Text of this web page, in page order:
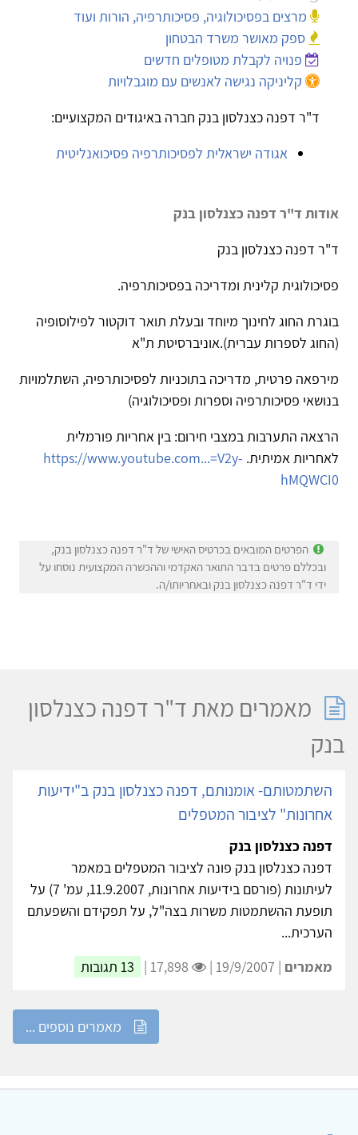
מרצים בפסיכולוגיה, פסיכותרפיה, הורות ועוד
ספק מאושר משרד הבטחון
פנויה לקבלת מטופלים חדשים
קליניקה נגישה לאנשים עם מוגבלויות
ד"ר דפנה כצנלסון בנק חברה באיגודים המקצועיים:
אגודה ישראלית לפסיכותרפיה פסיכואנליטית
אודות ד"ר דפנה כצנלסון בנק
ד"ר דפנה כצנלסון בנק
פסיכולוגית קלינית ומדריכה בפסיכותרפיה.
בוגרת החוג לחינוך מיוחד ובעלת תואר דוקטור לפילוסופיה
(החוג לספרות עברית).אוניברסיטת ת"א
מירפאה פרטית, מדריכה בתוכניות לפסיכותרפיה, השתלמויות
בנושאי פסיכותרפיה וספרות ופסיכולוגיה)
הרצאה התערבות במצבי חירום: בין אחריות פורמלית
לאחריות אמיתית. https://www.youtube.com...=V2y-
hMQWCI0
הפרטים המובאים בכרטיס האישי של ד"ר דפנה כצנלסון בנק,
ובכללם פרטים בדבר התואר האקדמי וההכשרה המקצועית נוסחו על
ידי ד"ר דפנה כצנלסון בנק ובאחריותו/ה.
מאמרים מאת ד"ר דפנה כצנלסון
בנק
השתמטותם- אומנותם, דפנה כצנלסון בנק ב"ידיעות
אחרונות" לציבור המטפלים
דפנה כצנלסון בנק
דפנה כצנלסון בנק פונה לציבור המטפלים במאמר
לעיתונות (פורסם בידיעות אחרונות, 11.9.2007, עמ' 7) על
תופעת ההשתמטות משרות בצה"ל, על תפקידם והשפעתם
הערכית...
מאמרים | 19/9/2007 | 13 תגובות
מאמרים נוספים ...